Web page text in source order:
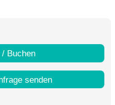
Buchen
senden